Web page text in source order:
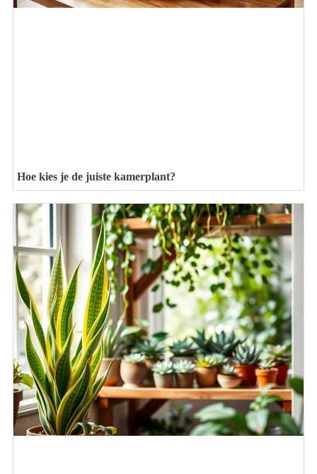
Hoe kies je de juiste kamerplant?